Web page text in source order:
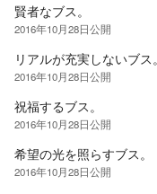
賢者なブス。
2016年10月28日公開
リアルが充実しないブス。
2016年10月28日公開
祝福するブス。
2016年10月28日公開
希望の光を照らすブス。
2016年10月28日公開